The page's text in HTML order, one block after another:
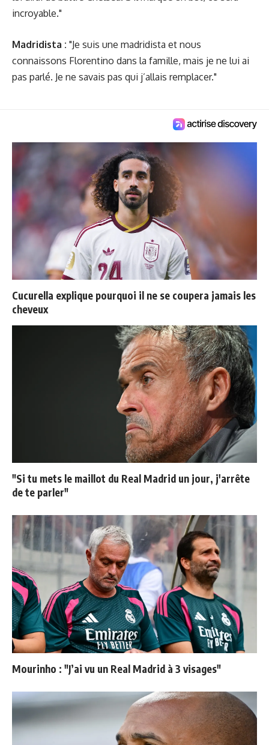
incroyable."
Madridista : "Je suis une madridista et nous
connaissons Florentino dans la famille, mais je ne lui ai
pas parlé. Je ne savais pas qui j’allais remplacer."
Cucurella explique pourquoi il ne se coupera jamais les
cheveux
"Si tu mets le maillot du Real Madrid un jour, j'arrête
de te parler"
Mourinho : "J’ai vu un Real Madrid à 3 visages"